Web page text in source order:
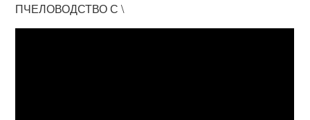
ПЧЕЛОВОДСТВО С \